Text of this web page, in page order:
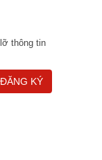
thông tin
ĐĂNG KÝ